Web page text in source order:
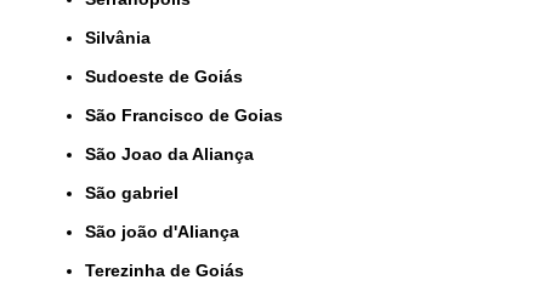
Silvânia
Sudoeste de Goiás
São Francisco de Goias
São Joao da Aliança
São gabriel
São joão d'Aliança
Terezinha de Goiás